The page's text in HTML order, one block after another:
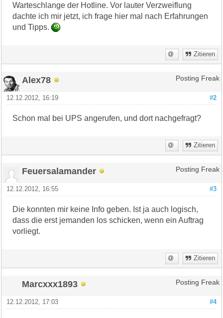
Warteschlange der Hotline. Vor lauter Verzweiflung
dachte ich mir jetzt, ich frage hier mal nach Erfahrungen
und Tipps.
Zitieren
Alex78 Posting Freak
#2
12.12.2012, 16:19
Schon mal bei UPS angerufen, und dort nachgefragt?
Zitieren
Feuersalamander Posting Freak
#3
12.12.2012, 16:55
Die konnten mir keine Info geben. Ist ja auch logisch,
dass die erst jemanden los schicken, wenn ein Auftrag
vorliegt.
Zitieren
Marcxxx1893 Posting Freak
#4
12.12.2012, 17:03